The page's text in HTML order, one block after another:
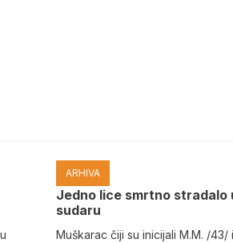
ARHIVA
Јedno lice smrtno stradalo
sudaru
Muškarac čiji su inicijali M.M. /43/